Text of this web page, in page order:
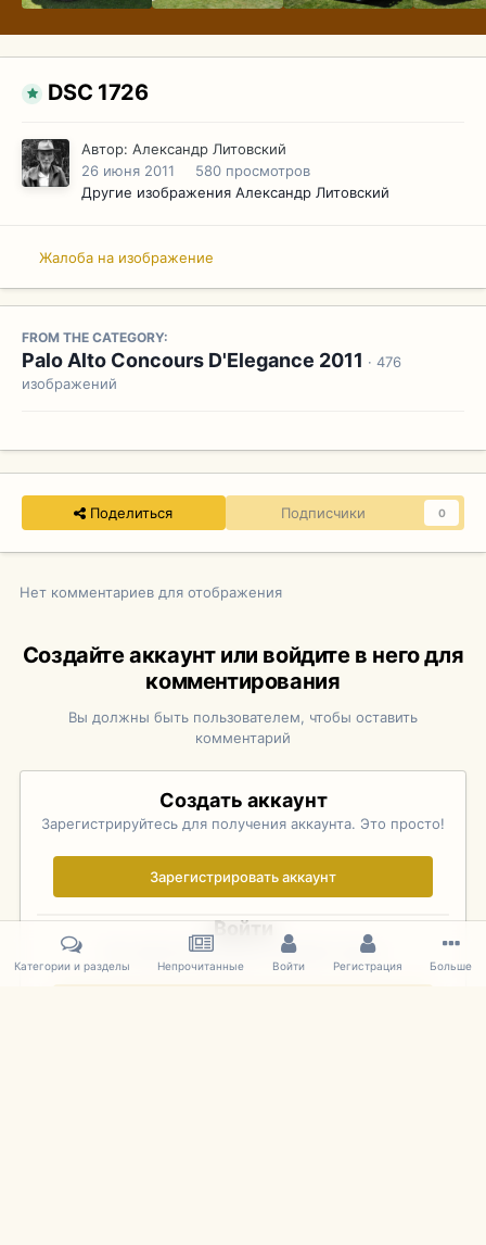
DSC 1726
Автор: Александр Литовский
26 июня 2011
580 просмотров
Другие изображения Александр Литовский
Жалоба на изображение
FROM THE CATEGORY:
Palo Alto Concours D'Elegance 2011 · 476
изображений
Поделиться Подписчики 0
Нет комментариев для отображения
Создайте аккаунт или войдите в него для
комментирования
Вы должны быть пользователем, чтобы оставить
комментарий
Создать аккаунт
Зарегистрируйтесь для получения аккаунта. Это просто!
Зарегистрировать аккаунт
Войти
Уже зарегистрированы? Войдите здесь.
Категории и разделы Непрочитанные Войти Регистрация Больше